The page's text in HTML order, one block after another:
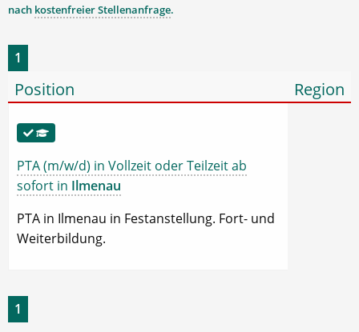
nach kostenfreier Stellenanfrage.
1
Position Region
PTA (m/w/d) in Vollzeit oder Teilzeit ab
sofort in Ilmenau
PTA in Ilmenau in Festanstellung. Fort- und
Weiterbildung.
1